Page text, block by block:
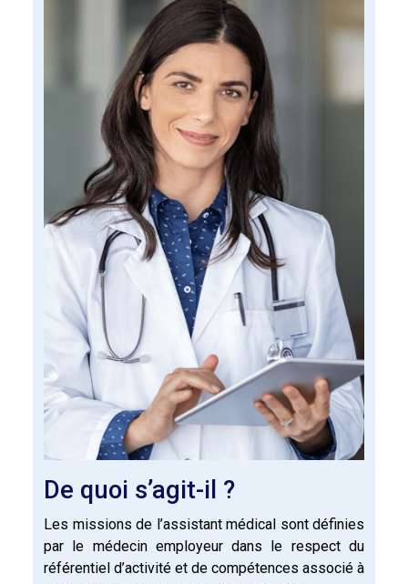
De quoi s’agit-il ?
Les missions de l’assistant médical sont définies
par le médecin employeur dans le respect du
référentiel d’activité et de compétences associé à